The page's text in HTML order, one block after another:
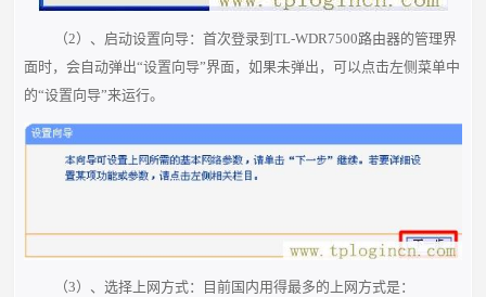
（2）、启动设置向导：首次登录到TL-WDR7500路由器的管理界
面时，会自动弹出“设置向导”界面，如果未弹出，可以点击左侧菜单中
的“设置向导”来运行。
（3）、选择上网方式：目前国内用得最多的上网方式是：